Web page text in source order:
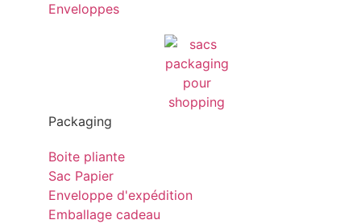
Enveloppes
Packaging
Boite pliante
Sac Papier
Enveloppe d'expédition
Emballage cadeau